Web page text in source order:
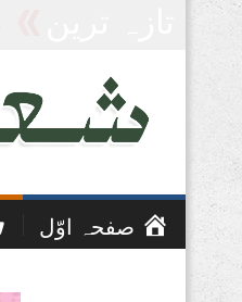
صفحہ اوّل